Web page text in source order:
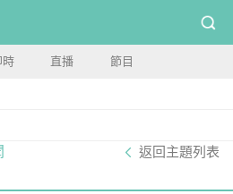
時 直播 節目
返回主題列表